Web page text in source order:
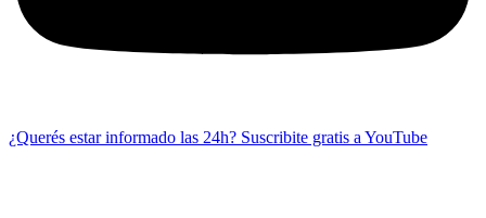
¿Querés estar informado las 24h? Suscribite gratis a YouTube